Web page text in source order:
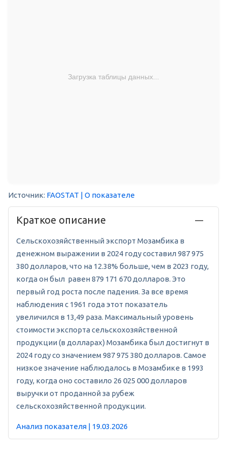
Загрузка таблицы данных...
Источник: FAOSTAT | О показателе
Краткое описание
Сельскохозяйственный экспорт Мозамбика в
денежном выражении в 2024 году составил 987 975
380 долларов, что на 12.38% больше, чем в 2023 году,
когда он был равен 879 171 670 долларов. Это
первый год роста после падения. За все время
наблюдения с 1961 года этот показатель
увеличился в 13,49 раза. Максимальный уровень
стоимости экспорта сельскохозяйственной
продукции (в долларах) Мозамбика был достигнут в
2024 году со значением 987 975 380 долларов. Самое
низкое значение наблюдалось в Мозамбике в 1993
году, когда оно составило 26 025 000 долларов
выручки от проданной за рубеж
сельскохозяйственной продукции.
Анализ показателя | 19.03.2026